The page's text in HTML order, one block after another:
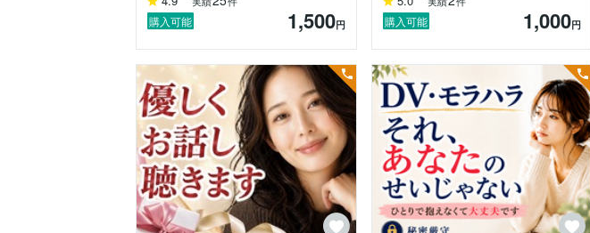
気楽な気持ちで話してください！
✼••┈┈┈┈••✼••┈┈┈┈••✼✼••┈┈┈┈••✼
これまでお電話を頂いたお客様からは
「優しい博多弁でしゃべってくれて癒された」
「ついついいろんなことを話したくなる」
「つらい気持ちに寄り添ってもらえた」
「昨日より元気が出てきた」
「初めて自分のことをわかってもらえる人がいた」
「昔からの友人のように話が盛り上がった」
こんな嬉しいお声を頂くと、
もっともっと寄り添って話をお聴きしたいという気持ちが湧いてきます♥︎︎∗︎*ﾟ
購入可能 1,500円 購入可能 1,000円